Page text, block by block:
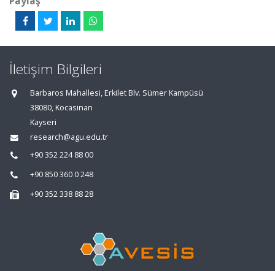
İletişim Bilgileri
Barbaros Mahallesi, Erkilet Blv. Sümer Kampüsü
38080, Kocasinan
Kayseri
research@agu.edu.tr
+90 352 224 88 00
+90 850 360 0 248
+90 352 338 88 28